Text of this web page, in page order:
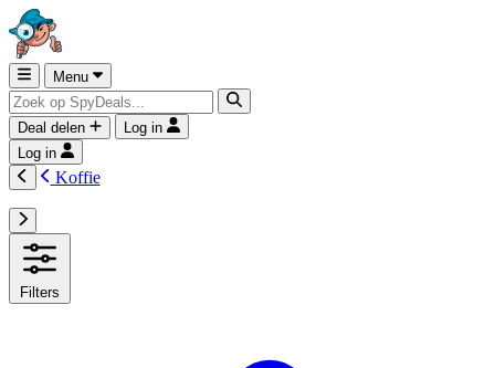
Menu
Deal delen
Log in
Log in
Koffie
Filters